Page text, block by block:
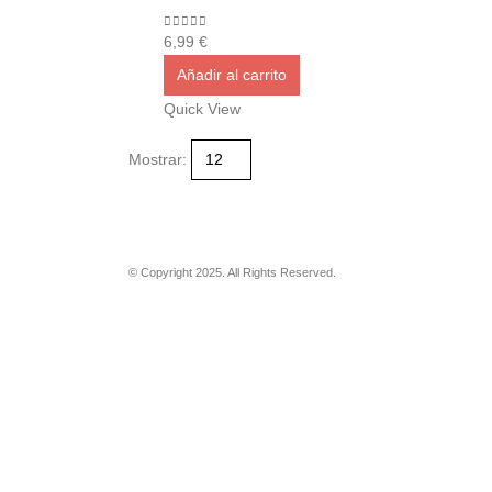
0 out of 5
6,99 €
Añadir al carrito
Quick View
Mostrar:
© Copyright 2025. All Rights Reserved.